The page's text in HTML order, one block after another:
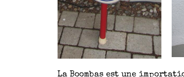
La Boombas est une